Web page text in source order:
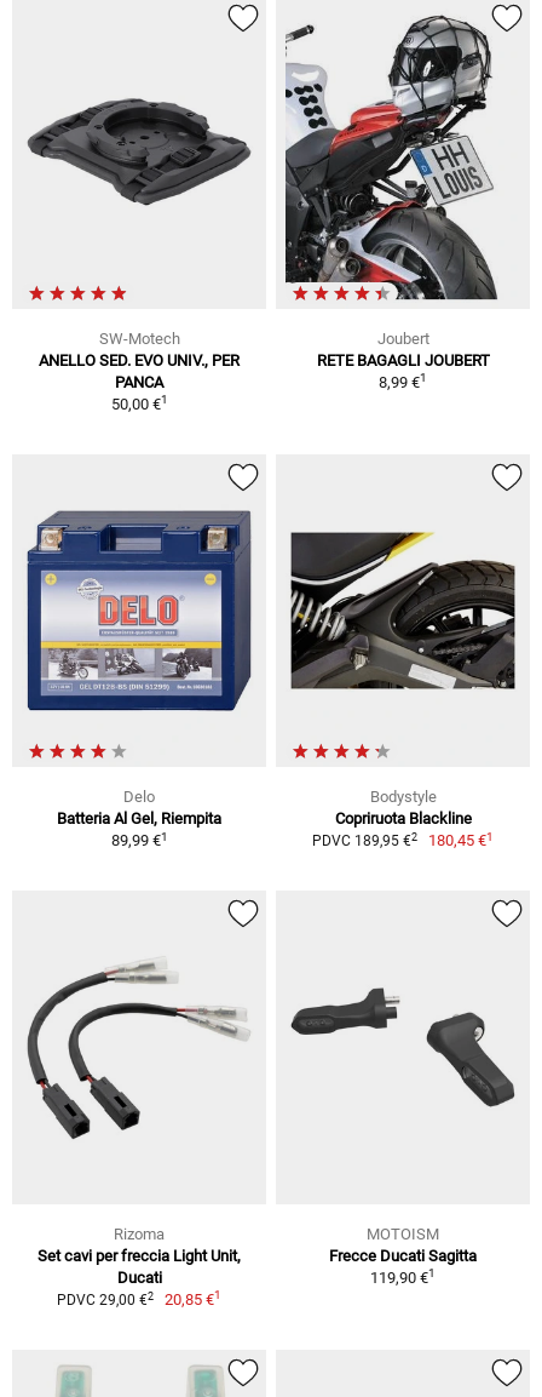
SW-Motech
ANELLO SED. EVO UNIV., PER
PANCA
50,00 €1
Joubert
RETE BAGAGLI JOUBERT
8,99 €1
Delo
Batteria Al Gel, Riempita
89,99 €1
Bodystyle
Copriruota Blackline
PDVC 189,95 €2 180,45 €1
Rizoma
Set cavi per freccia Light Unit,
Ducati
PDVC 29,00 €2 20,85 €1
MOTOISM
Frecce Ducati Sagitta
119,90 €1